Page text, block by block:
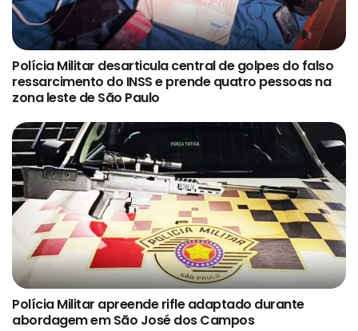
Polícia Militar desarticula central de golpes do falso
ressarcimento do INSS e prende quatro pessoas na
zona leste de São Paulo
Polícia Militar apreende rifle adaptado durante
abordagem em São José dos Campos